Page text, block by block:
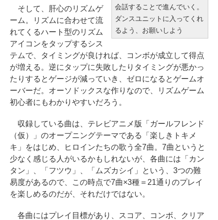
会話することで進んでいく。
ダンスユニットに入ってくれ
るよう、お願いしよう
そして、肝心のリズムゲ
ーム。リズムに合わせて流
れてくるハート型のリズム
アイコンをタップするシス
テムで、タイミングが良ければ、コンボが成立して得点
が増える。逆にタップに失敗したりタイミングが悪かっ
たりするとゲージが減っていき、ゼロになるとゲームオ
ーバーだ。オーソドックスな作りなので、リズムゲーム
初心者にもわかりやすいだろう。
収録している曲は、テレビアニメ版「ガールフレンド
（仮）」のオープニングテーマである「楽しきトキメ
キ」をはじめ、ヒロインたちの歌う全7曲。7曲というと
少なく感じる人がいるかもしれないが、各曲には「カン
タン」、「フツウ」、「ムズカシイ」という、3つの難
易度があるので、この時点で7曲×3種＝21通りのプレイ
を楽しめるのだが、それだけではない。
各曲にはプレイ目標があり、スコア、コンボ、クリア